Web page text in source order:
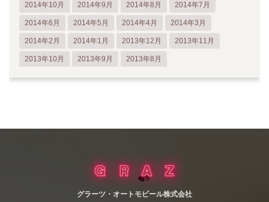
2014年10月 2014年9月 2014年8月 2014年7月
2014年6月 2014年5月 2014年4月 2014年3月
2014年2月 2014年1月 2013年12月 2013年11月
2013年10月 2013年9月 2013年8月
グラーツ・オートモビール株式会社